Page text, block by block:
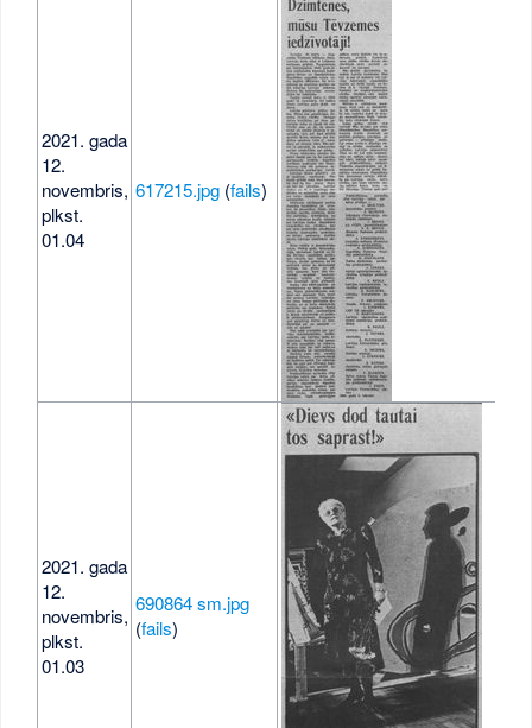
2021. gada
12.
novembris,
plkst.
01.04
617215.jpg(fails)
2021. gada
12.
novembris,
plkst.
01.03
690864 sm.jpg
(fails)